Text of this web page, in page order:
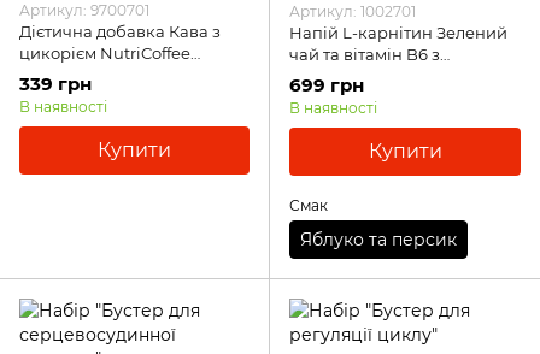
Артикул: 9700701
Дієтична добавка Кава з
цикорієм NutriCoffee
Nutriplus, 100 г
339 грн
В наявності
Купити
Артикул: 1002701
Напій L-карнітин Зелений
чай та вітамін B6 з
підсолоджувачем зі смаком
яблука та персика
Nutriplus, 450 мл, Яблуко та
699 грн
В наявності
Купити
Смак
Яблуко та персик